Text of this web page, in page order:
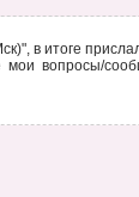
в итоге
вопросы/